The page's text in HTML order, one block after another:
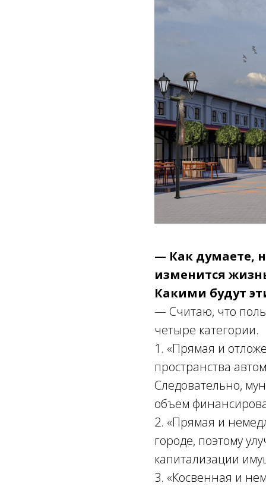
— Как думаете,
изменится
Какими будут
— Считаю, что
четыре категории.
1. «Прямая и
пространства
Следовательно,
объем
2. «Прямая и
городе, поэтому
капитализации
3. «Косвенная и